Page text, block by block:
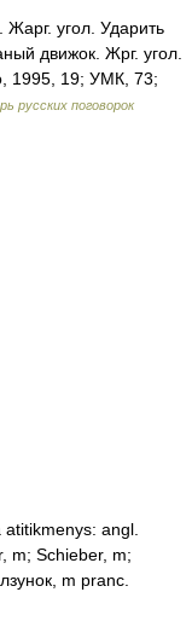
угол. Ударить
движок. Жрг. угол.
1995, 19; УМК, 73;
русских поговорок
angl.
m; Schieber, m;
m pranc.